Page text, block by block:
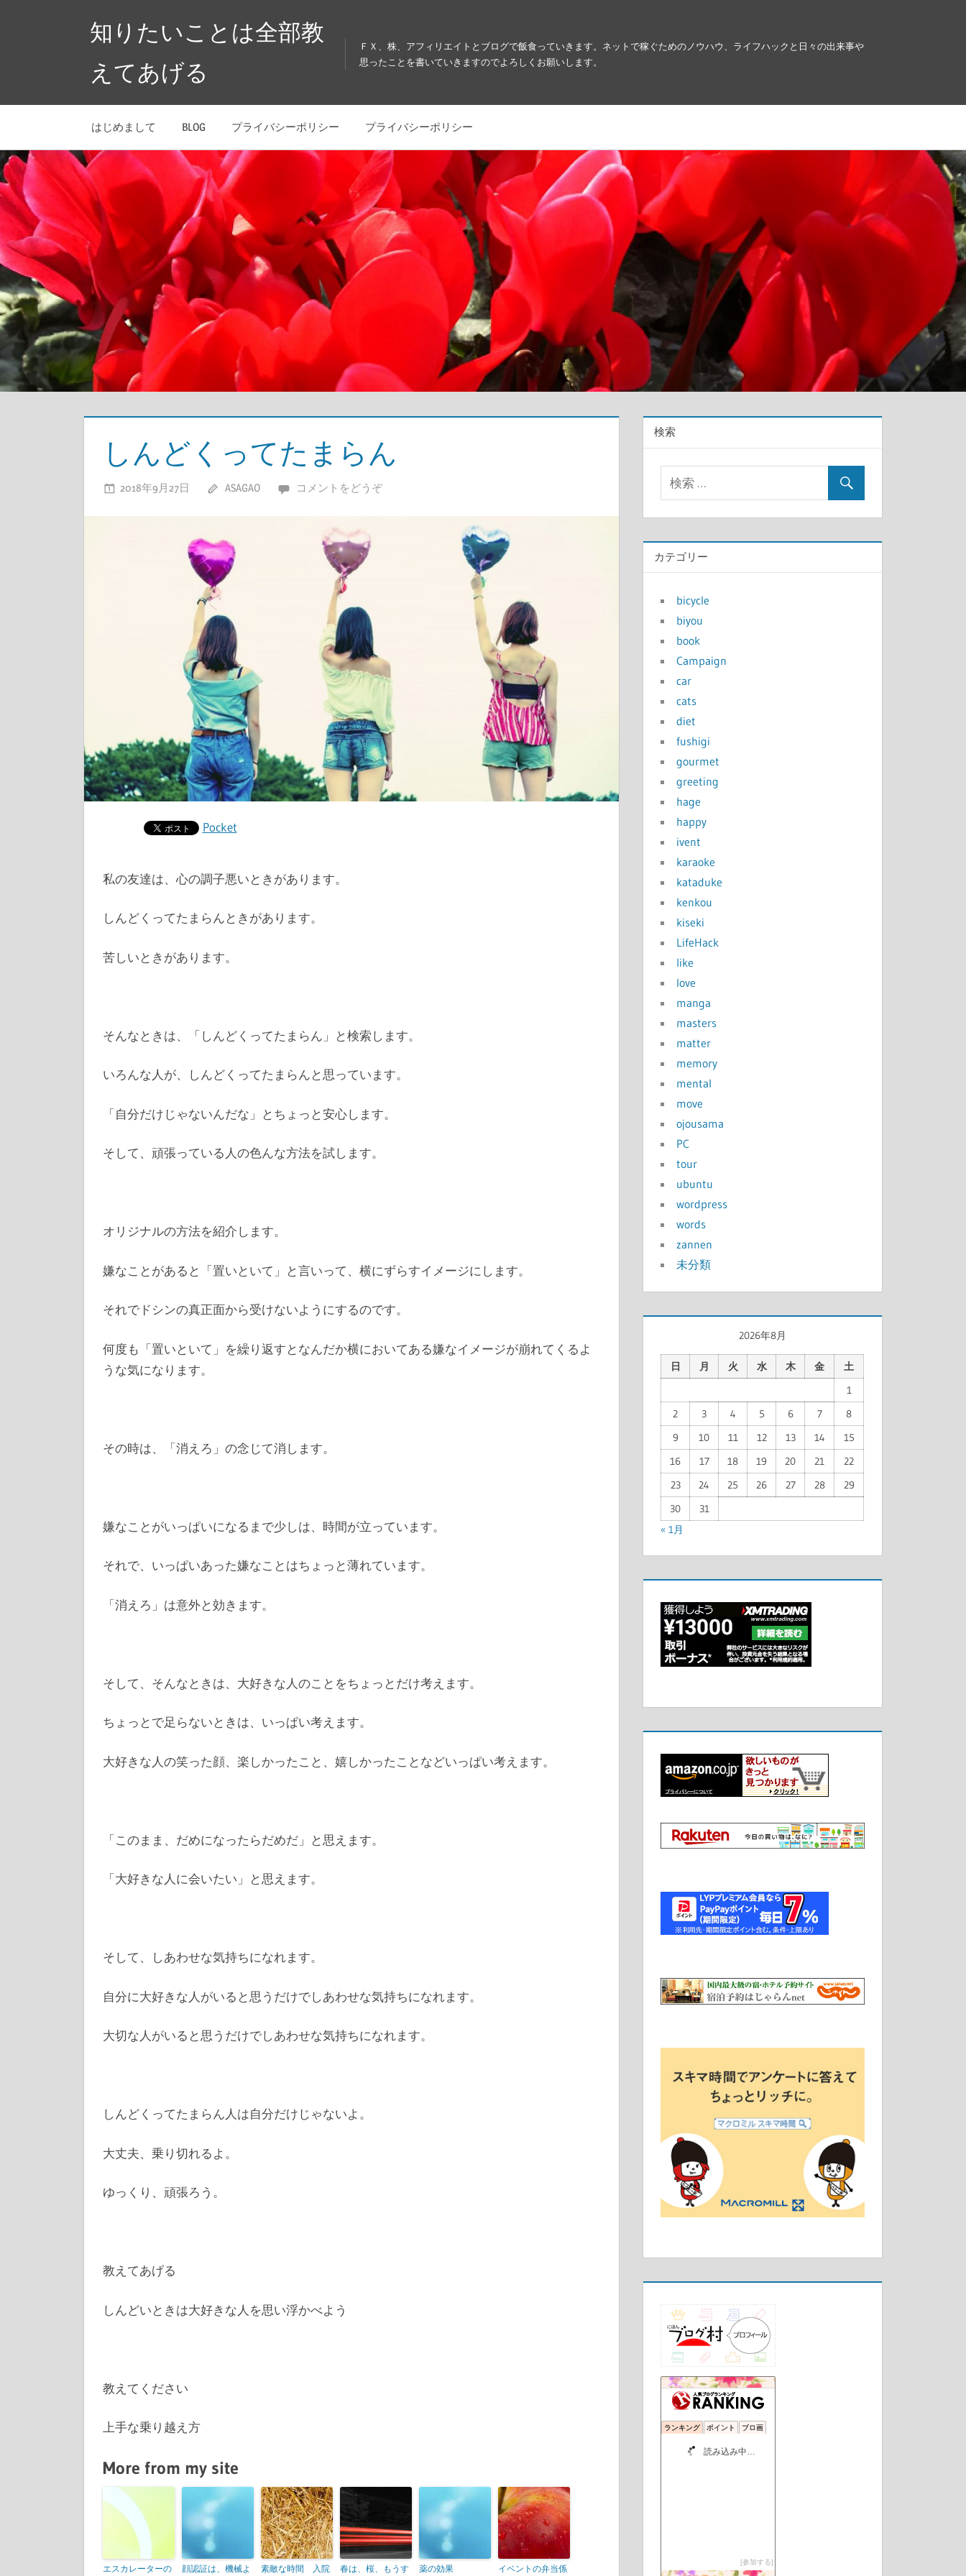
キ
ッ
プ
知りたいことは全部教
えてあげる
ＦＸ、株、アフィリエイトとブログで飯食っていきます。ネットで稼ぐためのノウハウ、ライフハックと日々の出来事や
思ったことを書いていきますのでよろしくお願いします。
はじめまして BLOG プライバシーポリシー プライバシーポリシー
しんどくってたまらん
2018年9月27日 ASAGAO コメントをどうぞ
Pocket
私の友達は、心の調子悪いときがあります。
しんどくってたまらんときがあります。
苦しいときがあります。
そんなときは、「しんどくってたまらん」と検索します。
いろんな人が、しんどくってたまらんと思っています。
「自分だけじゃないんだな」とちょっと安心します。
そして、頑張っている人の色んな方法を試します。
オリジナルの方法を紹介します。
嫌なことがあると「置いといて」と言いって、横にずらすイメージにします。
それでドシンの真正面から受けないようにするのです。
何度も「置いといて」を繰り返すとなんだか横においてある嫌なイメージが崩れてくるよ
うな気になります。
その時は、「消えろ」の念じて消します。
嫌なことがいっぱいになるまで少しは、時間が立っています。
それで、いっぱいあった嫌なことはちょっと薄れています。
「消えろ」は意外と効きます。
そして、そんなときは、大好きな人のことをちょっとだけ考えます。
ちょっとで足らないときは、いっぱい考えます。
大好きな人の笑った顔、楽しかったこと、嬉しかったことなどいっぱい考えます。
「このまま、だめになったらだめだ」と思えます。
「大好きな人に会いたい」と思えます。
そして、しあわせな気持ちになれます。
自分に大好きな人がいると思うだけでしあわせな気持ちになれます。
大切な人がいると思うだけでしあわせな気持ちになれます。
しんどくってたまらん人は自分だけじゃないよ。
大丈夫、乗り切れるよ。
ゆっくり、頑張ろう。
教えてあげる
しんどいときは大好きな人を思い浮かべよう
教えてください
上手な乗り越え方
More from my site
エスカレーターの
顔認証は、機械よ
素敵な時間 入院
春は、桜、もうす
薬の効果 イベントの弁当係
検索
カテゴリー
bicycle
biyou
book
Campaign
car
cats
diet
fushigi
gourmet
greeting
hage
happy
ivent
karaoke
kataduke
kenkou
kiseki
LifeHack
like
love
manga
masters
matter
memory
mental
move
ojousama
PC
tour
ubuntu
wordpress
words
zannen
未分類
2026年8月
日 月 火 水 木 金
土
1
2
3 4 5 6 7
8
9
10 11 12 13 14
15
16
17 18 19 20 21
22
23
24 25 26 27 28
29
30
31
« 1月
ランキング ポイント ブロ画
片想い10年ロック
薄毛の国の美月姫
女心・女性の本音・女性の気持ち